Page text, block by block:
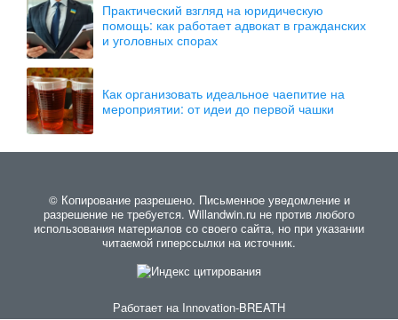
Практический взгляд на юридическую
помощь: как работает адвокат в гражданских
и уголовных спорах
Как организовать идеальное чаепитие на
мероприятии: от идеи до первой чашки
© Копирование разрешено. Письменное уведомление и
разрешение не требуется. Willandwin.ru не против любого
использования материалов со своего сайта, но при указании
читаемой гиперссылки на источник.
Работает на Innovation-BREATH